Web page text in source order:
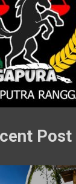
Post